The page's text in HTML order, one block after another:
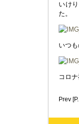
いけ
た。
いつ
コロ
Prev